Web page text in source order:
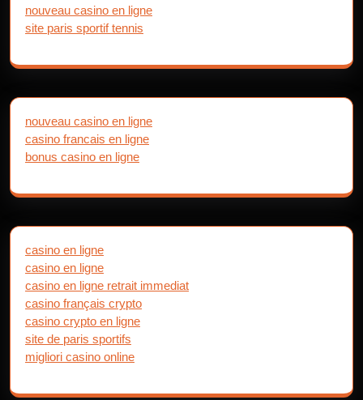
nouveau casino en ligne
site paris sportif tennis
nouveau casino en ligne
casino francais en ligne
bonus casino en ligne
casino en ligne
casino en ligne
casino en ligne retrait immediat
casino français crypto
casino crypto en ligne
site de paris sportifs
migliori casino online